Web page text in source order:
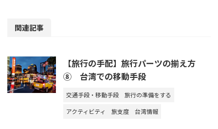
関連記事
【旅行の手配】旅行パーツの揃え方
⑧ 台湾での移動手段
交通手段・移動手段
旅行の準備をする
アクティビティ
旅支度 台湾情報